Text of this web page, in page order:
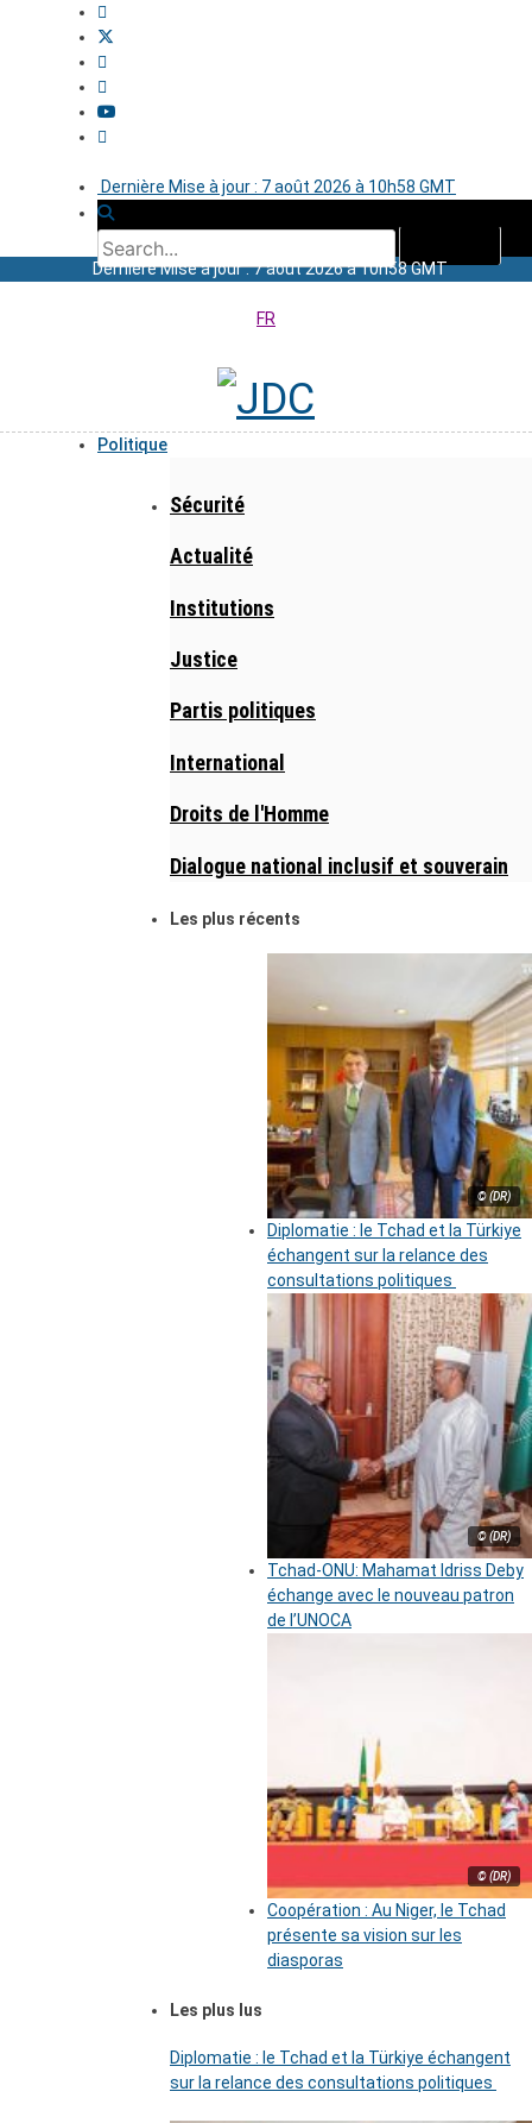
Dernière Mise à jour : 7 août 2026 à 10h58 GMT
Dernière Mise à jour : 7 août 2026 à 10h58 GMT
FR
Politique
Sécurité
Actualité
Institutions
Justice
Partis politiques
International
Droits de l'Homme
Dialogue national inclusif et souverain
Les plus récents
© (DR)
Diplomatie : le Tchad et la Türkiye
échangent sur la relance des
consultations politiques
© (DR)
Tchad-ONU: Mahamat Idriss Deby
échange avec le nouveau patron
de l’UNOCA
© (DR)
Coopération : Au Niger, le Tchad
présente sa vision sur les
diasporas
Les plus lus
Diplomatie : le Tchad et la Türkiye échangent
sur la relance des consultations politiques